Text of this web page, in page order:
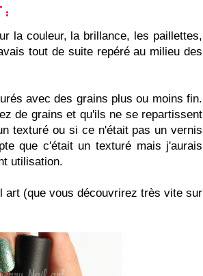
:
la couleur, la brillance, les paillettes,
tout de suite repéré au milieu des
avec des grains plus ou moins fin.
de grains et qu'ils ne se repartissent
texturé ou si ce n'était pas un vernis
que c'était un texturé mais j'aurais
utilisation.
art (que vous découvrirez très vite sur